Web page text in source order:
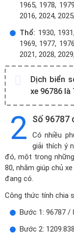
1965, 1978,
2016, 2024,
Thổ: 1930,
1969, 1977,
2021, 2028,
Dịch biển
xe 96786 là
2 Số 96787
Có nhiều
giải thích ý
đó, một trong
80, nhằm giúp chủ
đang có.
Công thức tính chia
Bước 1: 96787 /
Bước 2: